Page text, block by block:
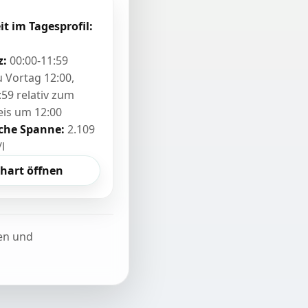
im Tagesprofil:
00:00-11:59
Vortag 12:00,
relativ zum
um 12:00
Spanne: 2.109
öffnen
und